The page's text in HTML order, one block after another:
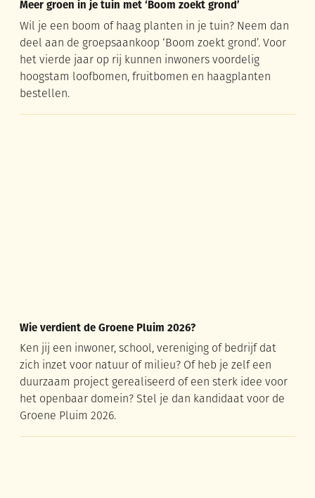
Meer groen in je tuin met ‘Boom zoekt grond’
Wil je een boom of haag planten in je tuin? Neem dan
deel aan de groepsaankoop ‘Boom zoekt grond’. Voor
het vierde jaar op rij kunnen inwoners voordelig
hoogstam loofbomen, fruitbomen en haagplanten
bestellen.
Wie verdient de Groene Pluim 2026?
Ken jij een inwoner, school, vereniging of bedrijf dat
zich inzet voor natuur of milieu? Of heb je zelf een
duurzaam project gerealiseerd of een sterk idee voor
het openbaar domein? Stel je dan kandidaat voor de
Groene Pluim 2026.